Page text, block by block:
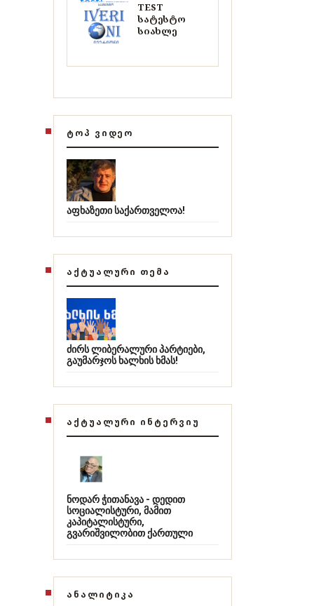
TEST
სატესტო
სიახლე
ᲢᲝᲞ ᲕᲘᲓᲔᲝ
აფხაზეთი საქართველოა!
ᲐᲥᲢᲣᲐᲚᲣᲠᲘ ᲗᲔᲛᲐ
ძირს ლიბერალური პარტიები,
გაუმარჯოს ხალხის ხმას!
ᲐᲥᲢᲣᲐᲚᲣᲠᲘ ᲘᲜᲢᲔᲠᲕᲘᲣ
ნოდარ ჭითანავა - დედით
სოციალისტური, მამით
კაპიტალისტური,
გვარიშვილობით ქართული
ᲐᲜᲐᲚᲘᲢᲘᲙᲐ